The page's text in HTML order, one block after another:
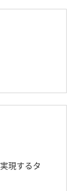
現するタ